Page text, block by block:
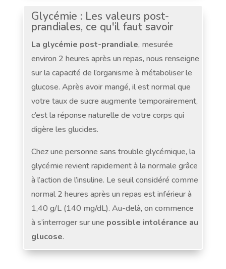
Glycémie : Les valeurs post-
prandiales, ce qu'il faut savoir
La glycémie post-prandiale, mesurée
environ 2 heures après un repas, nous renseigne
sur la capacité de l’organisme à métaboliser le
glucose. Après avoir mangé, il est normal que
votre taux de sucre augmente temporairement,
c’est la réponse naturelle de votre corps qui
digère les glucides.
Chez une personne sans trouble glycémique, la
glycémie revient rapidement à la normale grâce
à l’action de l’insuline. Le seuil considéré comme
normal 2 heures après un repas est inférieur à
1,40 g/L (140 mg/dL). Au-delà, on commence
à s’interroger sur une possible intolérance au
glucose.